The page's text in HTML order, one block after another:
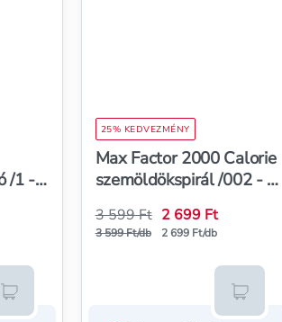
/1 -
Kosárba teszem
25% KEDVEZMÉNY
Max Factor 2000 Calorie
szemöldökspirál /002 - 1
3 599 Ft
helyett
2 699 Ft
3 599 Ft/dbhelyett
2 699 Ft/db